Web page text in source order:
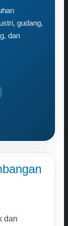
gudang,
dan
dan